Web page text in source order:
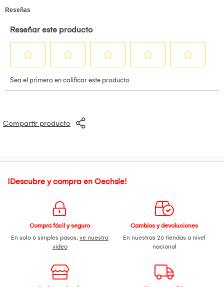
Compartir producto
¡Descubre y compra en Oechsle!
Compra fácil y seguro
En solo 6 simples pasos, ve nuestro
video
Cambios y devoluciones
En nuestras 26 tiendas a nivel
nacional